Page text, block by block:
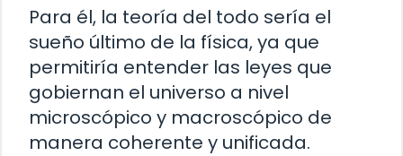
Para él, la teoría del todo sería el
sueño último de la física, ya que
permitiría entender las leyes que
gobiernan el universo a nivel
microscópico y macroscópico de
manera coherente y unificada.